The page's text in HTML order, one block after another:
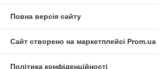
Повна версія сайту
Сайт створено на маркетплейсі Prom.ua
Політика конфіденційності